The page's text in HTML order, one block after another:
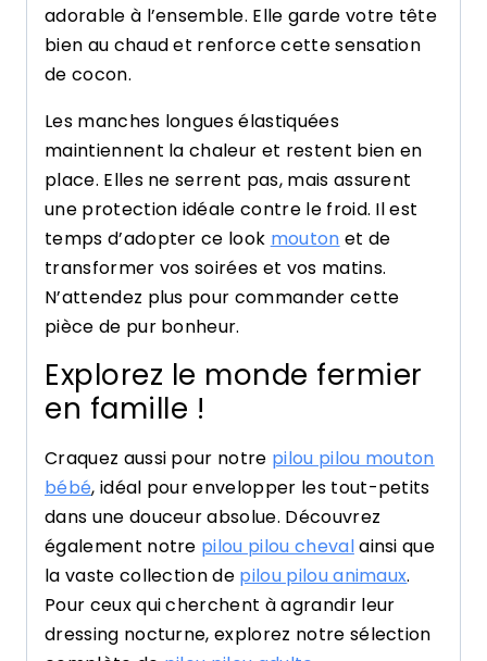
adorable à l’ensemble. Elle garde votre tête
bien au chaud et renforce cette sensation
de cocon.
Les manches longues élastiquées
maintiennent la chaleur et restent bien en
place. Elles ne serrent pas, mais assurent
une protection idéale contre le froid. Il est
temps d’adopter ce look mouton et de
transformer vos soirées et vos matins.
N’attendez plus pour commander cette
pièce de pur bonheur.
Explorez le monde fermier
en famille !
Craquez aussi pour notre pilou pilou mouton
bébé, idéal pour envelopper les tout-petits
dans une douceur absolue. Découvrez
également notre pilou pilou chevalainsi que
la vaste collection de pilou pilou animaux.
Pour ceux qui cherchent à agrandir leur
dressing nocturne, explorez notre sélection